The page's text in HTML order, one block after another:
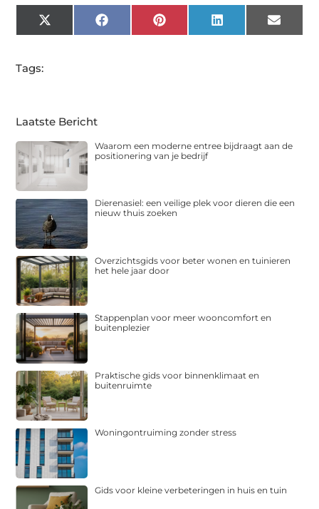
(Twitter)
FacebookPinterest LinkedIn Email
Tags:
Laatste Bericht
positionering van je bedrijf
nieuw thuis zoeken
het hele jaar door
buitenplezier
buitenruimte